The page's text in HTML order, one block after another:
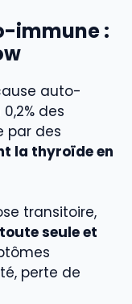
immune :
auto-
des
par des
la thyroïde en
transitoire,
seule et
perte de